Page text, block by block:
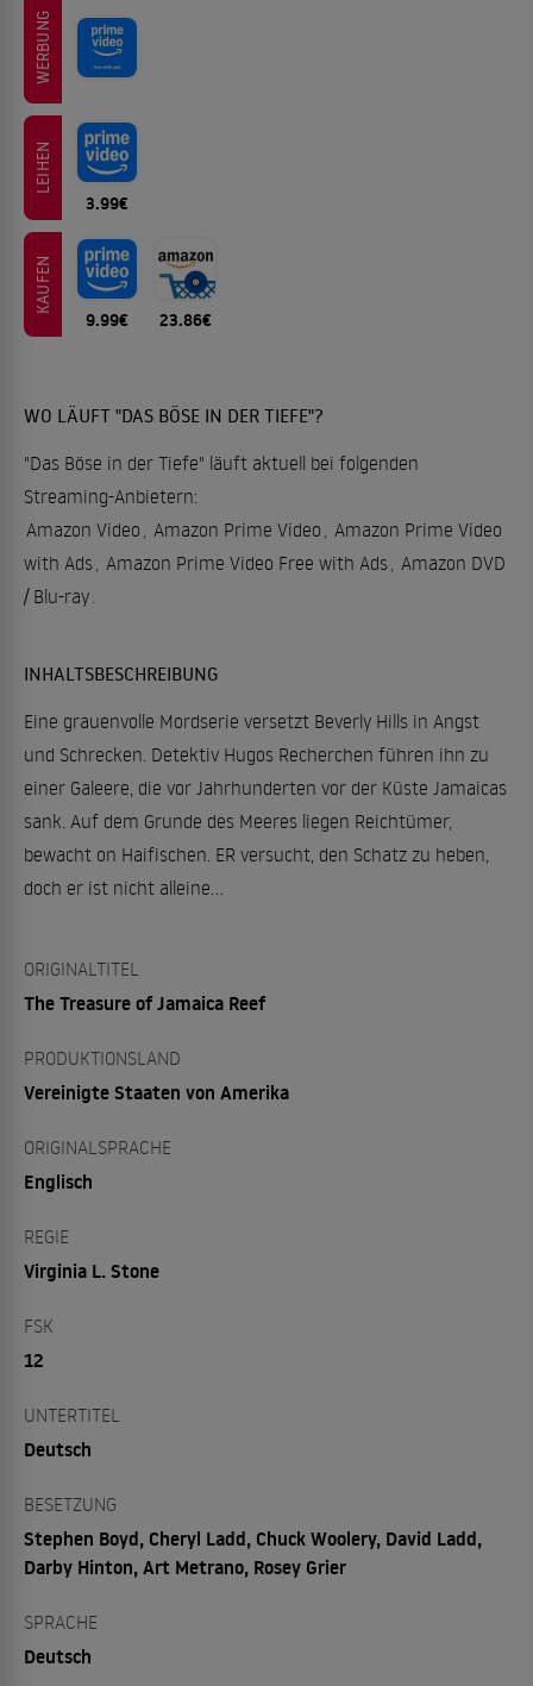
WERBUNG
LEIHEN
3.99€
KAUFEN
9.99€ 23.86€
WO LÄUFT "DAS BÖSE IN DER TIEFE"?
"Das Böse in der Tiefe" läuft aktuell bei folgenden
Streaming-Anbietern:
Amazon Video , Amazon Prime Video , Amazon Prime Video
with Ads, Amazon Prime Video Free with Ads, Amazon DVD
/ Blu-ray.
INHALTSBESCHREIBUNG
Eine grauenvolle Mordserie versetzt Beverly Hills in Angst
und Schrecken. Detektiv Hugos Recherchen führen ihn zu
einer Galeere, die vor Jahrhunderten vor der Küste Jamaicas
sank. Auf dem Grunde des Meeres liegen Reichtümer,
bewacht on Haifischen. ER versucht, den Schatz zu heben,
doch er ist nicht alleine...
ORIGINALTITEL
The Treasure of Jamaica Reef
PRODUKTIONSLAND
Vereinigte Staaten von Amerika
ORIGINALSPRACHE
Englisch
REGIE
Virginia L. Stone
FSK
12
UNTERTITEL
Deutsch
BESETZUNG
Stephen Boyd, Cheryl Ladd, Chuck Woolery, David Ladd,
Darby Hinton, Art Metrano, Rosey Grier
SPRACHE
Deutsch